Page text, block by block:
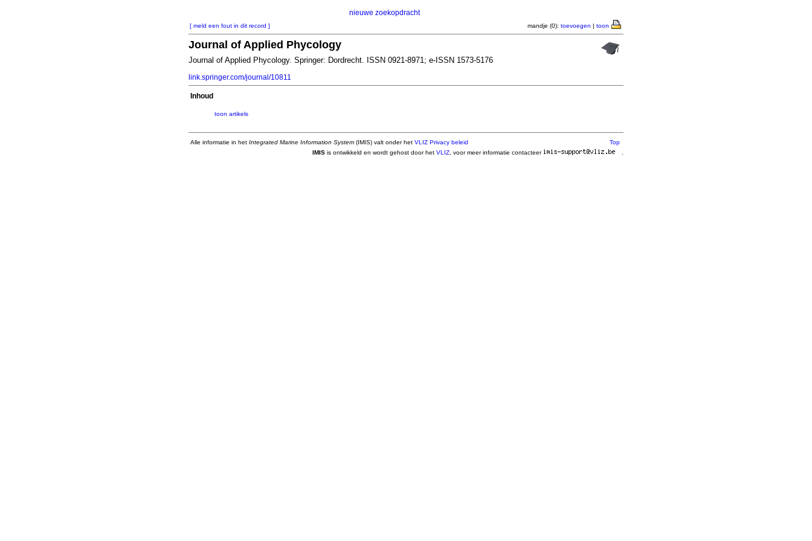
nieuwe zoekopdracht
[ meld een fout in dit record ] mandje (0): toevoegen | toon
Journal of Applied Phycology
Journal of Applied Phycology. Springer: Dordrecht. ISSN 0921-8971; e-ISSN 1573-5176
link.springer.com/journal/10811
Inhoud
toon artikels
Alle informatie in het Integrated Marine Information System (IMIS) valt onder het VLIZ Privacy beleid
Top
IMIS is ontwikkeld en wordt gehost door het VLIZ , voor meer informatie contacteer